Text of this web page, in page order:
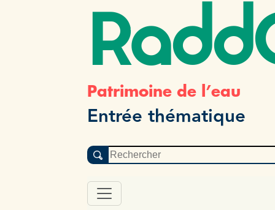
Patrimoine de l’eau
Entrée thématique